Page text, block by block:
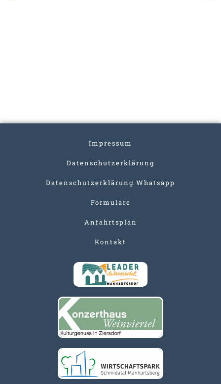
Impressum
Datenschutzerklärung
Datenschutzerklärung Whatsapp
Formulare
Anfahrtsplan
Kontakt